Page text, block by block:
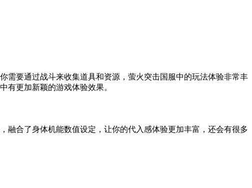
需要通过战斗来收集道具和资源，萤火突击国服中的玩法体验非常丰
有更加新颖的游戏体验效果。
融合了身体机能数值设定，让你的代入感体验更加丰富，还会有很多